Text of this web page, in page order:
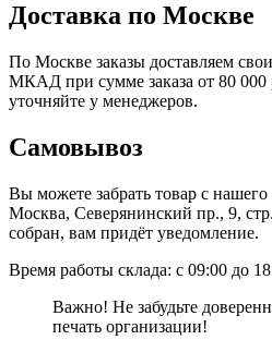
Доставка по Москве
По Москве заказы доставляем
МКАД при сумме заказа от 80 000
уточняйте у менеджеров.
Самовывоз
Вы можете забрать товар с нашего
Москва, Северянинский пр., 9, стр.
собран, вам придёт уведомление.
Время работы склада: с 09:00 до
Важно! Не забудьте
печать организации!